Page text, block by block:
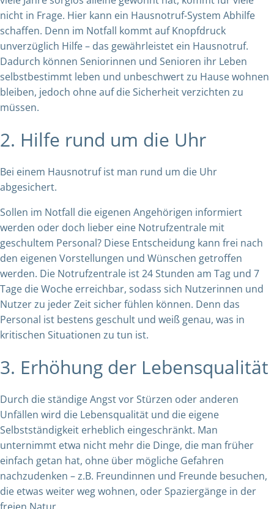
nicht in Frage. Hier kann ein Hausnotruf-System Abhilfe
schaffen. Denn im Notfall kommt auf Knopfdruck
unverzüglich Hilfe – das gewährleistet ein Hausnotruf.
Dadurch können Seniorinnen und Senioren ihr Leben
selbstbestimmt leben und unbeschwert zu Hause wohnen
bleiben, jedoch ohne auf die Sicherheit verzichten zu
müssen.
2. Hilfe rund um die Uhr
Bei einem Hausnotruf ist man rund um die Uhr
abgesichert.
Sollen im Notfall die eigenen Angehörigen informiert
werden oder doch lieber eine Notrufzentrale mit
geschultem Personal? Diese Entscheidung kann frei nach
den eigenen Vorstellungen und Wünschen getroffen
werden. Die Notrufzentrale ist 24 Stunden am Tag und 7
Tage die Woche erreichbar, sodass sich Nutzerinnen und
Nutzer zu jeder Zeit sicher fühlen können. Denn das
Personal ist bestens geschult und weiß genau, was in
kritischen Situationen zu tun ist.
3. Erhöhung der Lebensqualität
Durch die ständige Angst vor Stürzen oder anderen
Unfällen wird die Lebensqualität und die eigene
Selbstständigkeit erheblich eingeschränkt. Man
unternimmt etwa nicht mehr die Dinge, die man früher
einfach getan hat, ohne über mögliche Gefahren
nachzudenken – z.B. Freundinnen und Freunde besuchen,
die etwas weiter weg wohnen, oder Spaziergänge in der